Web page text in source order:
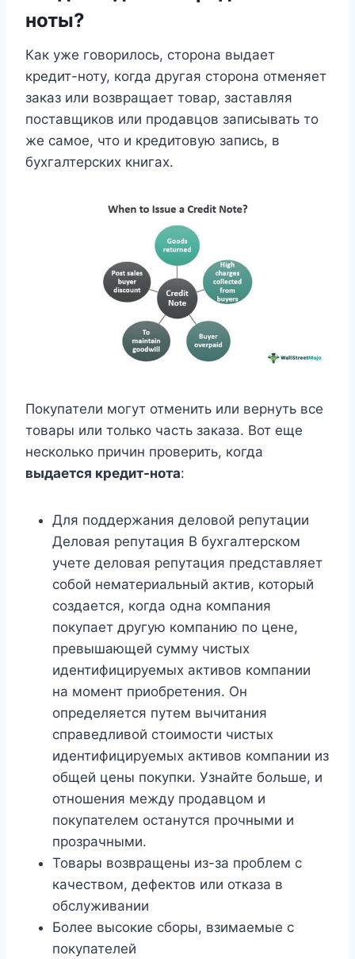
ноты?
Как уже говорилось, сторона выдает
кредит-ноту, когда другая сторона отменяет
заказ или возвращает товар, заставляя
поставщиков или продавцов записывать то
же самое, что и кредитовую запись, в
бухгалтерских книгах.
Покупатели могут отменить или вернуть все
товары или только часть заказа. Вот еще
несколько причин проверить, когда
выдается кредит-нота:
Для поддержания деловой репутации
Деловая репутация В бухгалтерском
учете деловая репутация представляет
собой нематериальный актив, который
создается, когда одна компания
покупает другую компанию по цене,
превышающей сумму чистых
идентифицируемых активов компании
на момент приобретения. Он
определяется путем вычитания
справедливой стоимости чистых
идентифицируемых активов компании из
общей цены покупки. Узнайте больше, и
отношения между продавцом и
покупателем останутся прочными и
прозрачными.
Товары возвращены из-за проблем с
качеством, дефектов или отказа в
обслуживании
Более высокие сборы, взимаемые с
покупателей